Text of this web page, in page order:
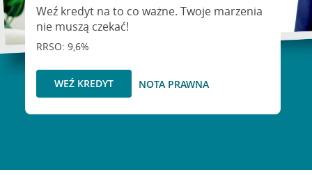
Weź kredyt na to co ważne. Twoje marzenia
nie muszą czekać!
RRSO: 9,6%
WEŹ KREDYT NOTA PRAWNA